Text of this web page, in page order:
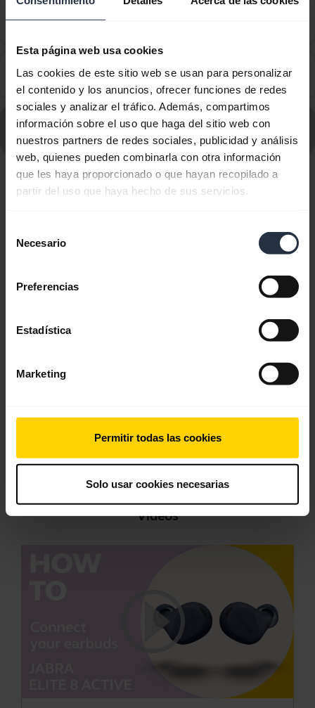
Esta página web usa cookies
Las cookies de este sitio web se usan para personalizar
el contenido y los anuncios, ofrecer funciones de redes
sociales y analizar el tráfico. Además, compartimos
información sobre el uso que haga del sitio web con
nuestros partners de redes sociales, publicidad y análisis
web, quienes pueden combinarla con otra información
que les haya proporcionado o que hayan recopilado a
partir del uso que haya hecho de sus servicios.
Necesario
Preferencias
Estadística
Marketing
Permitir todas las cookies
Solo usar cookies necesarias
¿Cuánto puedo alejarme del smartphone sin salir del
alcance de Bluetooth?
Ir a todas las preguntas frecuentes sobre Jabra Elite 8
Active - Navy
Mostrando 10 de 10
expand_more
Vídeos